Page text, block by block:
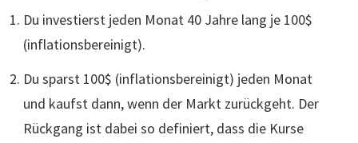
Du investierst jeden Monat 40 Jahre lang je 100$
(inflationsbereinigt).
Du sparst 100$ (inflationsbereinigt) jeden Monat
und kaufst dann, wenn der Markt zurückgeht. Der
Rückgang ist dabei so definiert, dass die Kurse